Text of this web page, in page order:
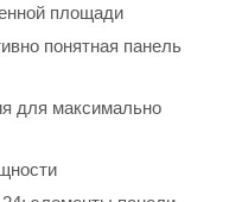
площади
понятная панель
для максимально